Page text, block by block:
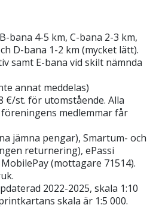
bana 4-5 km, C-bana 2-3 km,
D-bana 1-2 km (mycket lätt).
samt E-bana vid skilt nämnda
annat meddelas)
€/st. för utomstående. Alla
medlemmar får
jämna pengar), Smartum- och
returnering), ePassi
(mottagare 71514).
2022-2025, skala 1:10
skala är 1:5 000.